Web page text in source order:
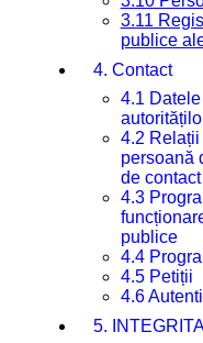
3.11
publice
4. Contact
4.1
4.2 Relații
persoană
de contact
4.3
publice
4.4
4.5 Petiții
4.6
5.